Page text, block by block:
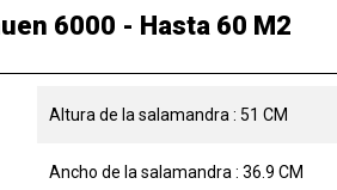
6000 - Hasta 60 M2
Altura de la salamandra : 51 CM
Ancho de la salamandra : 36.9 CM